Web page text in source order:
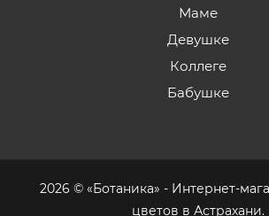
Маме
Девушке
Коллеге
Бабушке
2026 © «Ботаника» - Интернет-
цветов в Астрахани.